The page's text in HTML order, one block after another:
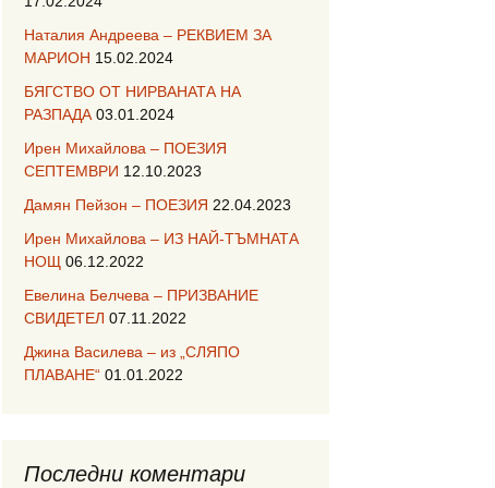
Наталия Андреева – РЕКВИЕМ ЗА
МАРИОН 15.02.2024
БЯГСТВО ОТ НИРВАНАТА НА
РАЗПАДА 03.01.2024
Ирен Михайлова – ПОЕЗИЯ
СЕПТЕМВРИ 12.10.2023
Дамян Пейзон – ПОЕЗИЯ 22.04.2023
Ирен Михайлова – ИЗ НАЙ-ТЪМНАТА
НОЩ 06.12.2022
Евелина Белчева – ПРИЗВАНИЕ
СВИДЕТЕЛ 07.11.2022
Джина Василева – из „СЛЯПО
ПЛАВАНЕ“ 01.01.2022
Последни коментари